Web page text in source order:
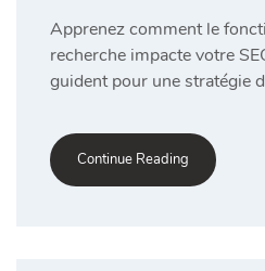
Apprenez comment le
recherche impacte votre
guident pour une stratégie
Continue Reading